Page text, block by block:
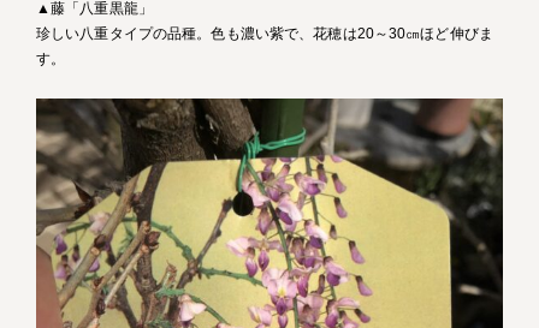
▲藤「八重黒龍」
珍しい八重タイプの品種。色も濃い紫で、花穂は20～30㎝ほど伸びま
す。